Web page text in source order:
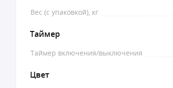
Вес (с упаковкой), кг
Таймер
Таймер включения/выключения
Цвет